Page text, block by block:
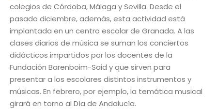
colegios de Córdoba, Málaga y Sevilla. Desde el
pasado diciembre, además, esta actividad está
implantada en un centro escolar de Granada. A las
clases diarias de música se suman los conciertos
didácticos impartidos por los docentes de la
Fundación Barenboim-Said y que sirven para
presentar a los escolares distintos instrumentos y
músicas. En febrero, por ejemplo, la temática musical
girará en torno al Día de Andalucía.